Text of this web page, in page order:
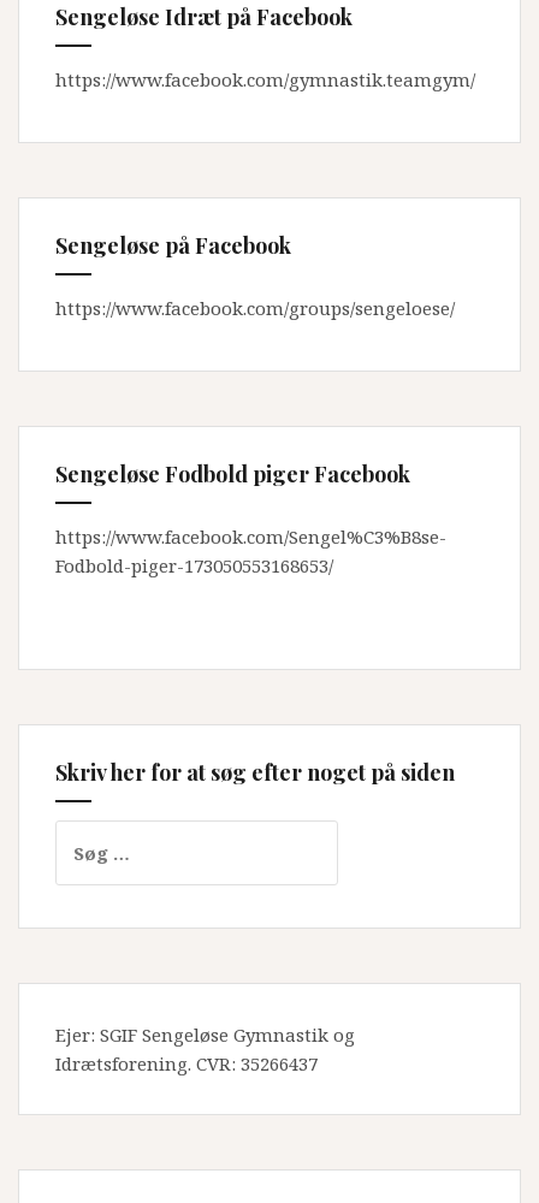
Sengeløse Idræt på Facebook
https://www.facebook.com/gymnastik.teamgym/
Sengeløse på Facebook
https://www.facebook.com/groups/sengeloese/
Sengeløse Fodbold piger Facebook
https://www.facebook.com/Sengel%C3%B8se-
Fodbold-piger-173050553168653/
Skriv her for at søg efter noget på siden
efter:
Ejer: SGIF Sengeløse Gymnastik og
Idrætsforening. CVR: 35266437